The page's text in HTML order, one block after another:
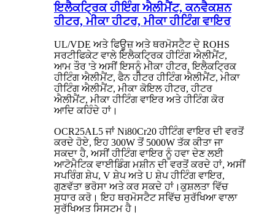
ਇਲੈਕਟ੍ਰਿਕ ਹੀਇੰਗ ਐਲੀਮੈਂਟ, ਕਨਵੈਕਸ਼ਨ
ਹੀਟਰ, ਮੀਕਾ ਹੀਟਰ, ਮੀਕਾ ਹੀਟਿੰਗ ਵਾਇਰ
UL/VDE ਅਤੇ ਫਿਊਜ਼ ਅਤੇ ਥਰਮੋਸਟੈਟ ਦੇ ROHS
ਸਰਟੀਫਿਕੇਟ ਵਾਲੇ ਇਲੈਕਟ੍ਰਿਕ ਹੀਟਿੰਗ ਐਲੀਮੈਂਟ,
ਆਮ ਤੌਰ 'ਤੇ ਅਸੀਂ ਇਸਨੂੰ ਮੀਕਾ ਹੀਟਰ, ਇਲੈਕਟ੍ਰਿਕ
ਹੀਟਿੰਗ ਐਲੀਮੈਂਟ, ਫੈਨ ਹੀਟਰ ਹੀਟਿੰਗ ਐਲੀਮੈਂਟ, ਮੀਕਾ
ਹੀਟਿੰਗ ਐਲੀਮੈਂਟ, ਮੀਕਾ ਕੋਇਲ ਹੀਟਰ, ਹੀਟਰ
ਐਲੀਮੈਂਟ, ਮੀਕਾ ਹੀਟਿੰਗ ਵਾਇਰ ਅਤੇ ਹੀਟਿੰਗ ਕੋਰ
ਆਦਿ ਕਹਿੰਦੇ ਹਾਂ।
OCR25AL5 ਜਾਂ Ni80Cr20 ਹੀਟਿੰਗ ਵਾਇਰ ਦੀ ਵਰਤੋਂ
ਕਰਦੇ ਹੋਏ, ਇਹ 300W ਤੋਂ 5000W ਤੱਕ ਕੀਤਾ ਜਾ
ਸਕਦਾ ਹੈ, ਅਸੀਂ ਹੀਟਿੰਗ ਵਾਇਰ ਨੂੰ ਹਵਾ ਦੇਣ ਲਈ
ਆਟੋਮੈਟਿਕ ਵਾਈਡਿੰਗ ਮਸ਼ੀਨ ਦੀ ਵਰਤੋਂ ਕਰਦੇ ਹਾਂ, ਅਸੀਂ
ਸਪਰਿੰਗ ਸ਼ੇਪ, V ਸ਼ੇਪ ਅਤੇ U ਸ਼ੇਪ ਹੀਟਿੰਗ ਵਾਇਰ,
ਗੁਣਵੱਤਾ ਭਰੋਸਾ ਅਤੇ ਕਰ ਸਕਦੇ ਹਾਂ।ਕੁਸ਼ਲਤਾ ਵਿੱਚ
ਸੁਧਾਰ ਕਰੋ। ਇਹ ਥਰਮੋਸਟੈਟ ਸਵਿੱਚ ਸੁਰੱਖਿਆ ਵਾਲਾ
ਸੁਰੱਖਿਅਤ ਸਿਸਟਮ ਹੈ।